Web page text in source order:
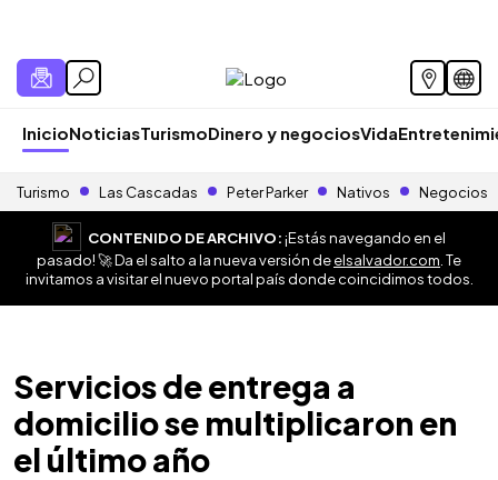
InicioNoticiasTurismoDinero y negociosVida
Turismo Las Cascadas Peter Parker Nativos Negocios
CONTENIDO DE ARCHIVO:¡Estás navegando en el
pasado! 🚀 Da el salto a la nueva versión deelsalvador.com . Te
invitamos a visitar el nuevo portal país donde coincidimos todos.
Servicios de entrega a
domicilio se multiplicaron en
el último año